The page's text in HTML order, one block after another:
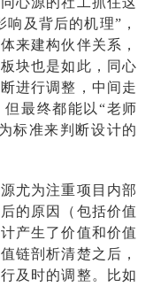
及背后的机理”，
来建构伙伴关系，
块也是如此，同心
进行调整，中间走
但最终都能以“老师
标准来判断设计的
尤为注重项目内部
的原因（包括价值
产生了价值和价值
链剖析清楚之后，
及时的调整。比如